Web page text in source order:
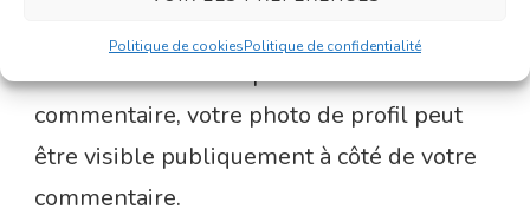
Politique de cookiesPolitique de confidentialité
au service Gravatar afin de vérifier si vous
utilisez ce service. Après validation du
commentaire, votre photo de profil peut
être visible publiquement à côté de votre
commentaire.